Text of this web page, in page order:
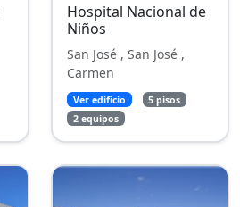
Hospital Nacional de
Niños
San José , San José ,
Carmen
Ver edificio
5 pisos
2 equipos